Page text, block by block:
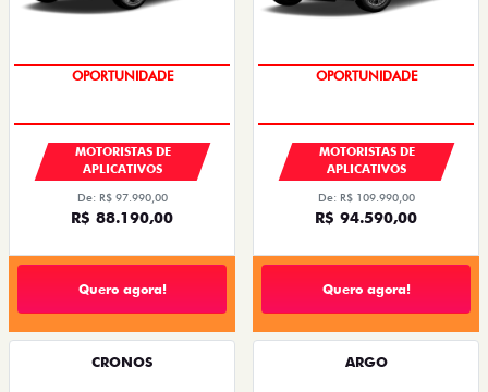
OPORTUNIDADE
MOTORISTAS DE
APLICATIVOS
De: R$ 97.990,00
R$ 88.190,00
Quero agora!
OPORTUNIDADE
MOTORISTAS DE
APLICATIVOS
De: R$ 109.990,00
R$ 94.590,00
Quero agora!
CRONOS ARGO